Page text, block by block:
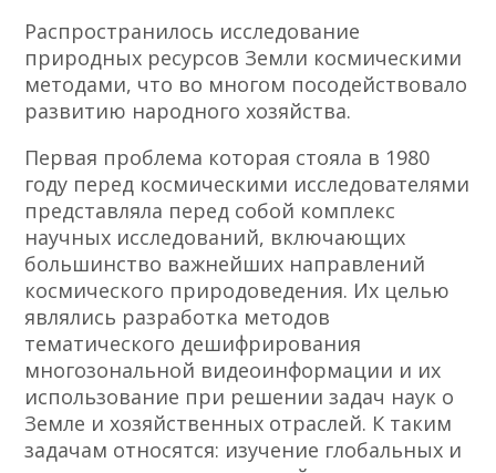
Распространилось исследование
природных ресурсов Земли космическими
методами, что во многом посодействовало
развитию народного хозяйства.
Первая проблема которая стояла в 1980
году перед космическими исследователями
представляла перед собой комплекс
научных исследований, включающих
большинство важнейших направлений
космического природоведения. Их целью
являлись разработка методов
тематического дешифрирования
многозональной видеоинформации и их
использование при решении задач наук о
Земле и хозяйственных отраслей. К таким
задачам относятся: изучение глобальных и